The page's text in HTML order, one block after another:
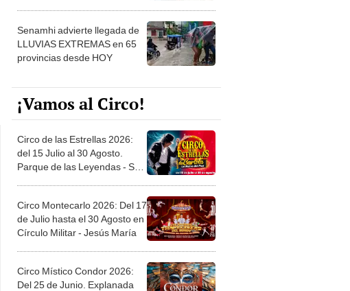
Senamhi advierte llegada de
LLUVIAS EXTREMAS en 65
provincias desde HOY
¡Vamos al Circo!
Circo de las Estrellas 2026:
del 15 Julio al 30 Agosto.
Parque de las Leyendas - San
Circo Montecarlo 2026: Del 17
de Julio hasta el 30 Agosto en
Círculo Militar - Jesús María
Circo Místico Condor 2026:
Del 25 de Junio. Explanada